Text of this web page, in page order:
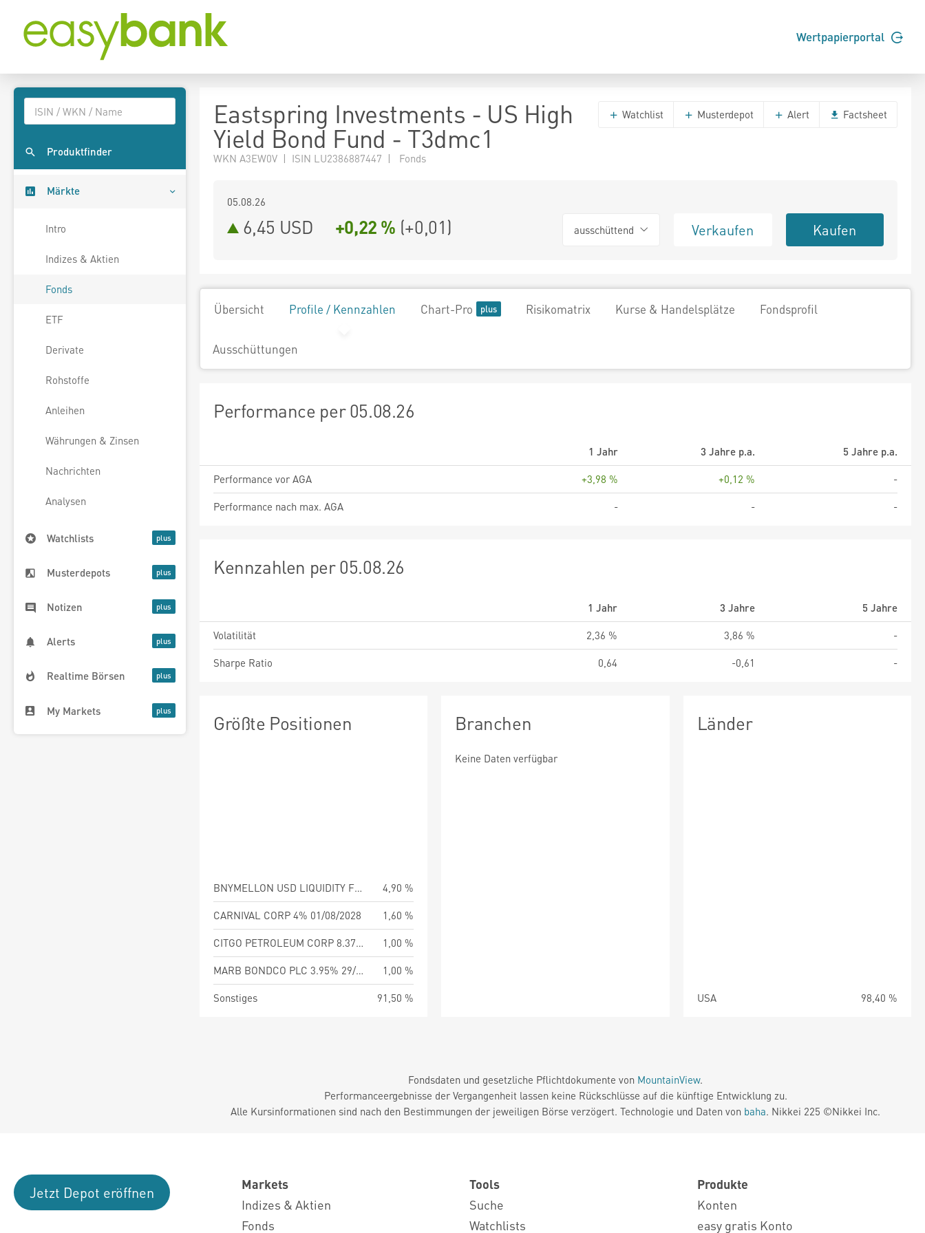
Wertpapierportal
Produktfinder
Märkte
Intro
Indizes & Aktien
Fonds
ETF
Derivate
Rohstoffe
Anleihen
Währungen & Zinsen
Nachrichten
Analysen
Watchlists
Musterdepots
Notizen
Alerts
Realtime Börsen
My Markets
Eastspring Investments - US High
Yield Bond Fund - T3dmc1
WKN A3EW0V | ISIN LU2386887447 | Fonds
Watchlist Musterdepot Alert Factsheet
05.08.26
6,45 USD +0,22 % (+0,01) ausschüttend Verkaufen Kaufen
Übersicht Profile / Kennzahlen Chart-Pro Risikomatrix Kurse & Handelsplätze Fondsprofil
Ausschüttungen
Performance per 05.08.26
1 Jahr 3 Jahre p.a.
5 Jahre p.a.
Performance vor AGA
+3,98 % +0,12 %
-
Performance nach max. AGA
- - -
Kennzahlen per 05.08.26
1 Jahr 3 Jahre
5 Jahre
Volatilität
2,36 % 3,86 %
-
Sharpe Ratio
0,64 -0,61 -
Größte Positionen
BNYMELLON USD LIQUIDITY FUND
4,90 %
CARNIVAL CORP 4% 01/08/2028
1,60 %
CITGO PETROLEUM CORP 8.375% 15/01/2029
1,00 %
MARB BONDCO PLC 3.95% 29/01/2031
1,00 %
Sonstiges
91,50 %
Branchen
Keine Daten verfügbar
Länder
USA 98,40 %
Fondsdaten und gesetzliche Pflichtdokumente von MountainView.
Performanceergebnisse der Vergangenheit lassen keine Rückschlüsse auf die künftige Entwicklung zu.
Alle Kursinformationen sind nach den Bestimmungen der jeweiligen Börse verzögert. Technologie und Daten von baha. Nikkei 225 ©Nikkei Inc.
Jetzt Depot eröffnen
Markets
Indizes & Aktien
Fonds
Tools
Suche
Watchlists
Produkte
Konten
easy gratis Konto